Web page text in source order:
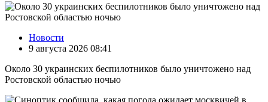
Новости
9 августа 2026 08:41
Около 30 украинских беспилотников было уничтожено над
Ростовской областью ночью